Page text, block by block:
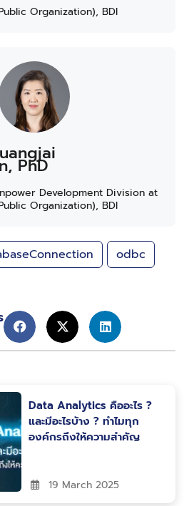
Organization), BDI
PhD
Development Division at
Organization), BDI
odbc
Data Analytics คืออะไร ?
และมีอะไรบ้าง ? ทำไมทุก
องค์กรถึงให้ความสำคัญ
19 March 2025